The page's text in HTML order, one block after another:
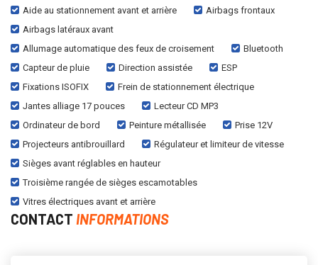
Aide au stationnement avant et arrière
Airbags frontaux
Airbags latéraux avant
Allumage automatique des feux de croisement
Bluetooth
Capteur de pluie
Direction assistée
ESP
Fixations ISOFIX
Frein de stationnement électrique
Jantes alliage 17 pouces
Lecteur CD MP3
Ordinateur de bord
Peinture métallisée
Prise 12V
Projecteurs antibrouillard
Régulateur et limiteur de vitesse
Sièges avant réglables en hauteur
Troisième rangée de sièges escamotables
Vitres électriques avant et arrière
CONTACT INFORMATIONS